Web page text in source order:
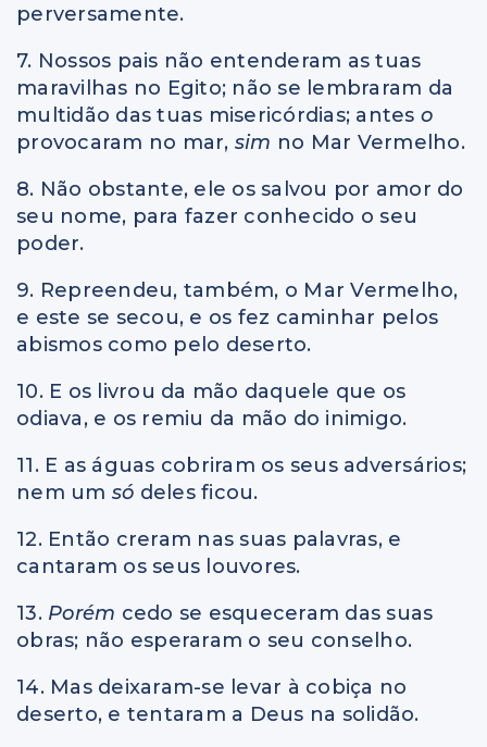
perversamente.
7. Nossos pais não entenderam as tuas
maravilhas no Egito; não se lembraram da
multidão das tuas misericórdias; antes o
provocaram no mar, sim no Mar Vermelho.
8. Não obstante, ele os salvou por amor do
seu nome, para fazer conhecido o seu
poder.
9. Repreendeu, também, o Mar Vermelho,
e este se secou, e os fez caminhar pelos
abismos como pelo deserto.
10. E os livrou da mão daquele que os
odiava, e os remiu da mão do inimigo.
11. E as águas cobriram os seus adversários;
nem um só deles ficou.
12. Então creram nas suas palavras, e
cantaram os seus louvores.
13. Porém cedo se esqueceram das suas
obras; não esperaram o seu conselho.
14. Mas deixaram-se levar à cobiça no
deserto, e tentaram a Deus na solidão.